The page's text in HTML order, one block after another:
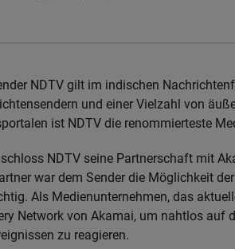
NDTV gilt im indischen
und einer Vielzahl von
ist NDTV die renommierteste
NDTV seine Partnerschaft mit
war dem Sender die Möglichkeit
Als Medienunternehmen, das
Network von Akamai, um nahtlos auf
zu reagieren.